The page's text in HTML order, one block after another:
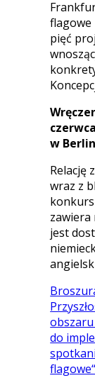
flagowe
pięć
w
Relację
wraz z
jest
do